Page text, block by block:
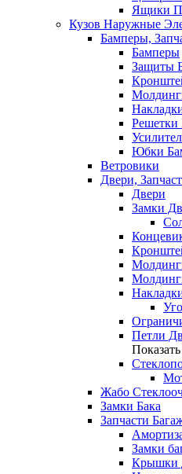
Ящики
Кузов Наружные
Бамперы,
Бамперы
Защиты
Решетки
Юбки
Ветровики
Двери,
Двери
Замки
Петли
Жабо
Замки Бака
Запчасти
Замки
Крышки